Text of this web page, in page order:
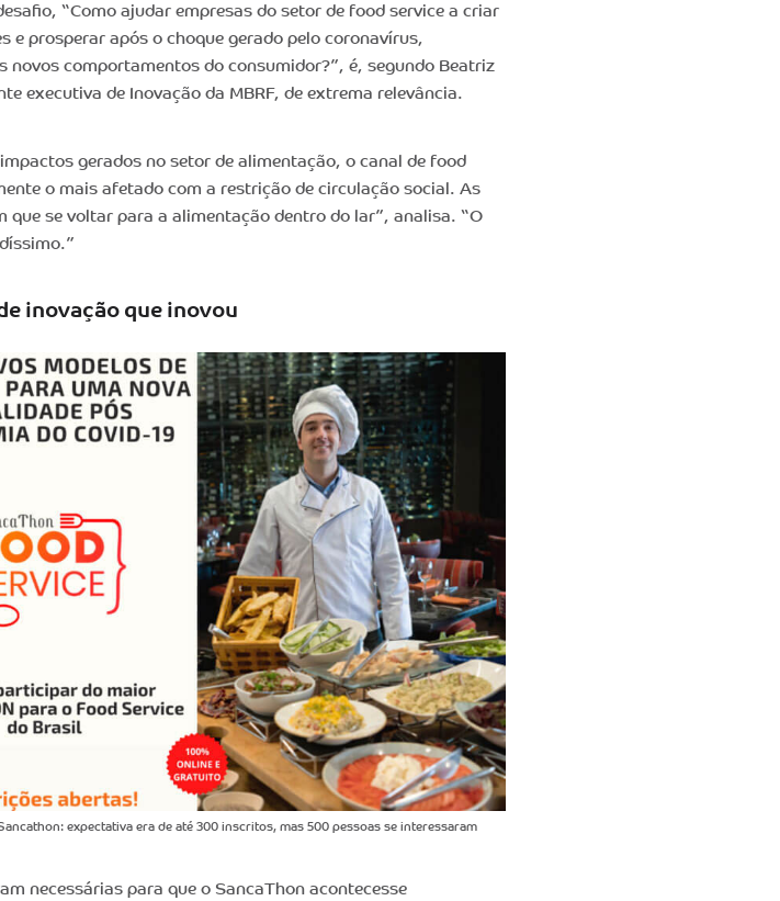
“Como ajudar empresas do setor de food service a criar
e prosperar após o choque gerado pelo coronavírus,
novos comportamentos do consumidor?”, é, segundo Beatriz
executiva de Inovação da MBRF, de extrema relevância.
gerados no setor de alimentação, o canal de food
o mais afetado com a restrição de circulação social. As
que se voltar para a alimentação dentro do lar”, analisa. “O
inovação que inovou
expectativa era de até 300 inscritos, mas 500 pessoas se interessaram
necessárias para que o SancaThon acontecesse